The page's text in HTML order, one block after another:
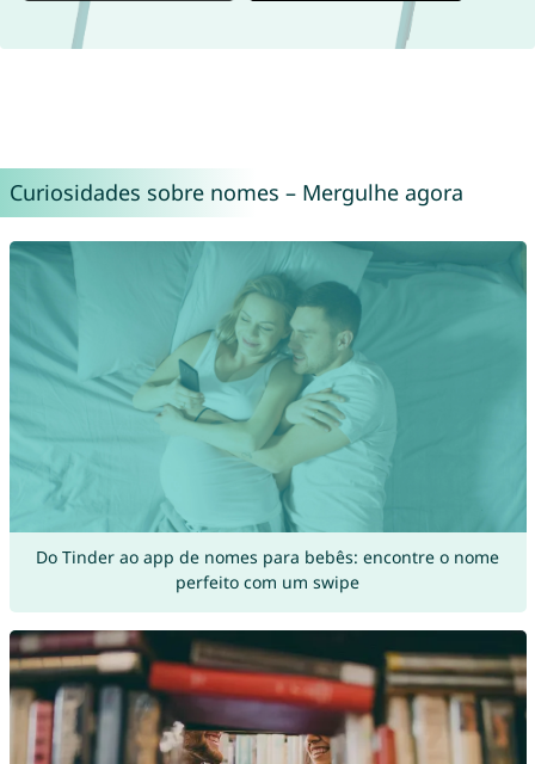
Curiosidades sobre nomes – Mergulhe agora
Do Tinder ao app de nomes para bebês: encontre o nome
perfeito com um swipe